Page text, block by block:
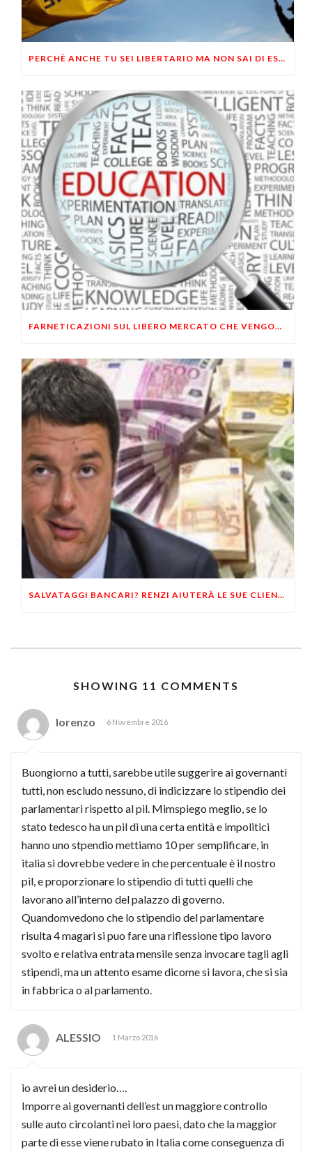
PERCHÈ ANCHE TU SEI LIBERTARIO MA NON SAI DI ESSERLO
FARNETICAZIONI SUL LIBERO MERCATO CHE VENGONO DA LONTANO
SALVATAGGI BANCARI? RENZI AIUTERÀ LE SUE CLIENTELE COI VOSTRI SOLDI
SHOWING 11 COMMENTS
lorenzo 6 Novembre 2016
Buongiorno a tutti, sarebbe utile suggerire ai governanti
tutti, non escludo nessuno, di indicizzare lo stipendio dei
parlamentari rispetto al pil. Mimspiego meglio, se lo
stato tedesco ha un pil di una certa entità e impolitici
hanno uno stpendio mettiamo 10 per semplificare, in
italia si dovrebbe vedere in che percentuale è il nostro
pil, e proporzionare lo stipendio di tutti quelli che
lavorano all’interno del palazzo di governo.
Quandomvedono che lo stipendio del parlamentare
risulta 4 magari si puo fare una riflessione tipo lavoro
svolto e relativa entrata mensile senza invocare tagli agli
stipendi, ma un attento esame dicome si lavora, che si sia
in fabbrica o al parlamento.
ALESSIO 1 Marzo 2016
io avrei un desiderio….
Imporre ai governanti dell’est un maggiore controllo
sulle auto circolanti nei loro paesi, dato che la maggior
parte di esse viene rubato in Italia come conseguenza di